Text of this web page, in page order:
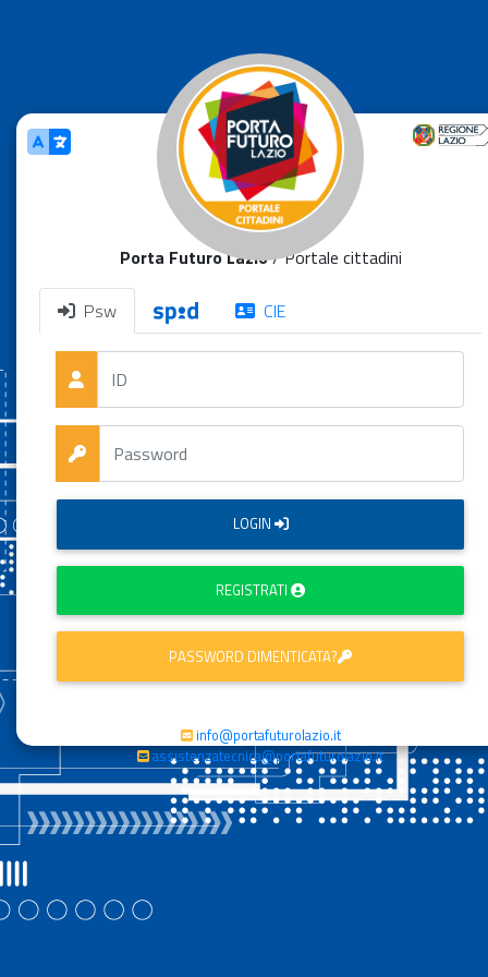
Porta Futuro Lazio/ Portale cittadini
Psw CIE
LOGIN
REGISTRATI
PASSWORD DIMENTICATA?
info@portafuturolazio.it
assistenzatecnica@portafuturolazio.it